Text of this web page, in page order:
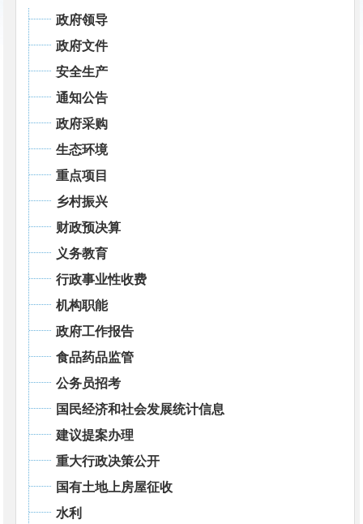
政府领导
政府文件
安全生产
通知公告
政府采购
生态环境
重点项目
乡村振兴
财政预决算
义务教育
行政事业性收费
机构职能
政府工作报告
食品药品监管
公务员招考
国民经济和社会发展统计信息
建议提案办理
重大行政决策公开
国有土地上房屋征收
水利